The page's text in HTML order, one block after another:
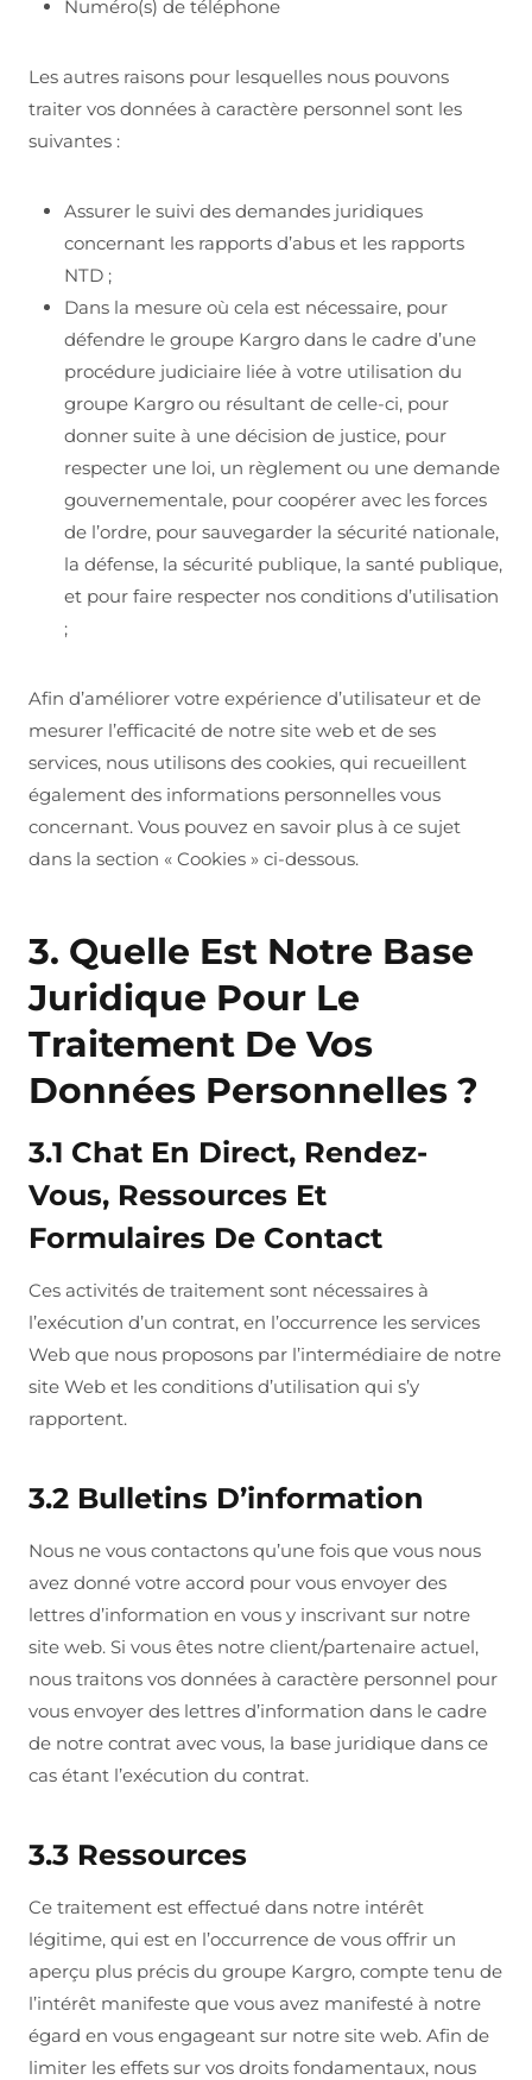
Numéro(s) de téléphone
Les autres raisons pour lesquelles nous pouvons
traiter vos données à caractère personnel sont les
suivantes :
Assurer le suivi des demandes juridiques
concernant les rapports d’abus et les rapports
NTD ;
Dans la mesure où cela est nécessaire, pour
défendre le groupe Kargro dans le cadre d’une
procédure judiciaire liée à votre utilisation du
groupe Kargro ou résultant de celle-ci, pour
donner suite à une décision de justice, pour
respecter une loi, un règlement ou une demande
gouvernementale, pour coopérer avec les forces
de l’ordre, pour sauvegarder la sécurité nationale,
la défense, la sécurité publique, la santé publique,
et pour faire respecter nos conditions d’utilisation
;
Afin d’améliorer votre expérience d’utilisateur et de
mesurer l’efficacité de notre site web et de ses
services, nous utilisons des cookies, qui recueillent
également des informations personnelles vous
concernant. Vous pouvez en savoir plus à ce sujet
dans la section « Cookies » ci-dessous.
3. Quelle Est Notre Base
Juridique Pour Le
Traitement De Vos
Données Personnelles ?
3.1 Chat En Direct, Rendez-
Vous, Ressources Et
Formulaires De Contact
Ces activités de traitement sont nécessaires à
l’exécution d’un contrat, en l’occurrence les services
Web que nous proposons par l’intermédiaire de notre
site Web et les conditions d’utilisation qui s’y
rapportent.
3.2 Bulletins D’information
Nous ne vous contactons qu’une fois que vous nous
avez donné votre accord pour vous envoyer des
lettres d’information en vous y inscrivant sur notre
site web. Si vous êtes notre client/partenaire actuel,
nous traitons vos données à caractère personnel pour
vous envoyer des lettres d’information dans le cadre
de notre contrat avec vous, la base juridique dans ce
cas étant l’exécution du contrat.
3.3 Ressources
Ce traitement est effectué dans notre intérêt
légitime, qui est en l’occurrence de vous offrir un
aperçu plus précis du groupe Kargro, compte tenu de
l’intérêt manifeste que vous avez manifesté à notre
égard en vous engageant sur notre site web. Afin de
limiter les effets sur vos droits fondamentaux, nous